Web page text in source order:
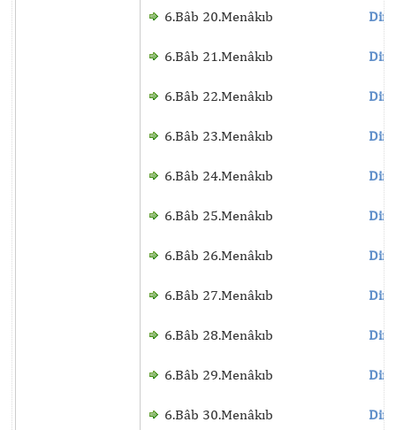
6.Bâb 20.Menâkıb
6.Bâb 21.Menâkıb
6.Bâb 22.Menâkıb
6.Bâb 23.Menâkıb
6.Bâb 24.Menâkıb
6.Bâb 25.Menâkıb
6.Bâb 26.Menâkıb
6.Bâb 27.Menâkıb
6.Bâb 28.Menâkıb
6.Bâb 29.Menâkıb
6.Bâb 30.Menâkıb